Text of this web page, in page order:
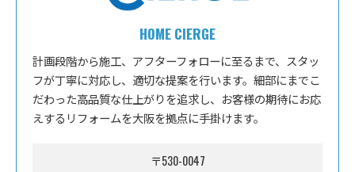
HOME CIERGE
計画段階から施工、アフターフォローに至るまで、スタッ
フが丁寧に対応し、適切な提案を行います。細部にまでこ
だわった高品質な仕上がりを追求し、お客様の期待にお応
えするリフォームを大阪を拠点に手掛けます。
〒530-0047